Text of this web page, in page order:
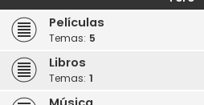
Películas
Temas: 5
Libros
Temas: 1